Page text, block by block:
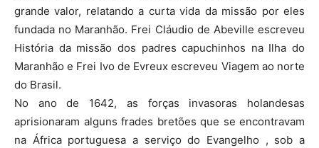
grande valor, relatando a curta vida da missão por eles
fundada no Maranhão. Frei Cláudio de Abeville escreveu
História da missão dos padres capuchinhos na Ilha do
Maranhão e Frei Ivo de Evreux escreveu Viagem ao norte
do Brasil.
No ano de 1642, as forças invasoras holandesas
aprisionaram alguns frades bretões que se encontravam
na África portuguesa a serviço do Evangelho , sob a